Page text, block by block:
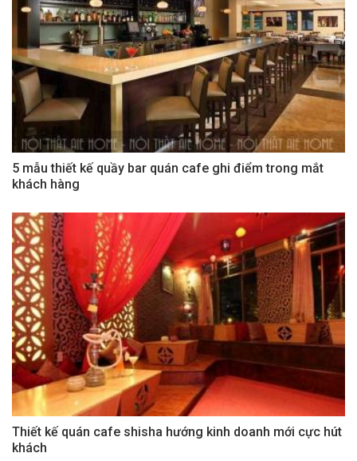
5 mẫu thiết kế quầy bar quán cafe ghi điểm trong mắt
khách hàng
Thiết kế quán cafe shisha hướng kinh doanh mới cực hút
khách